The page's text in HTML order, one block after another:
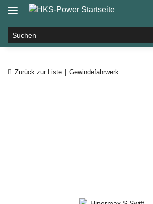
Zurück zur Liste Gewindefahrwerk